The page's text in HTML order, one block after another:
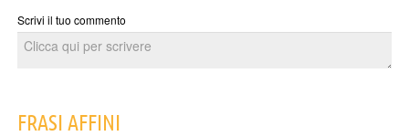
Scrivi il tuo commento
FRASI AFFINI